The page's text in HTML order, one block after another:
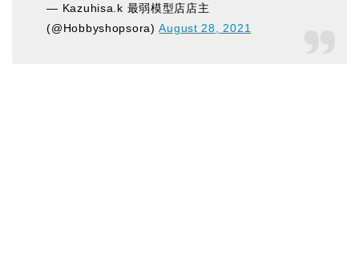
— Kazuhisa.k 最弱模型店店主
(@Hobbyshopsora)August 28, 2021